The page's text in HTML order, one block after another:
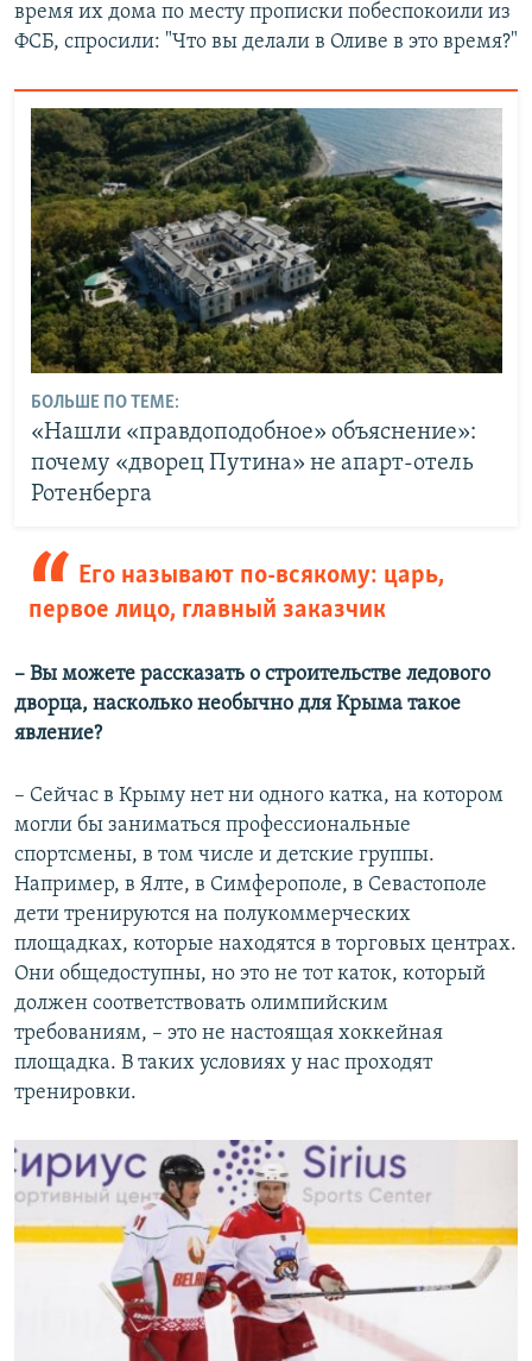
время их дома по месту прописки побеспокоили из
ФСБ, спросили: "Что вы делали в Оливе в это время?"
БОЛЬШЕ ПО ТЕМЕ:
«Нашли «правдоподобное» объяснение»:
почему «дворец Путина» не апарт-отель
Ротенберга
Его называют по-всякому: царь,
первое лицо, главный заказчик
– Вы можете рассказать о строительстве ледового
дворца, насколько необычно для Крыма такое
явление?
– Сейчас в Крыму нет ни одного катка, на котором
могли бы заниматься профессиональные
спортсмены, в том числе и детские группы.
Например, в Ялте, в Симферополе, в Севастополе
дети тренируются на полукоммерческих
площадках, которые находятся в торговых центрах.
Они общедоступны, но это не тот каток, который
должен соответствовать олимпийским
требованиям, – это не настоящая хоккейная
площадка. В таких условиях у нас проходят
тренировки.